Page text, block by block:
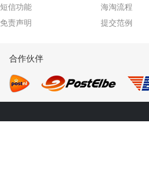
短信功能
免责声明
海淘流程
提交范例
合作伙伴